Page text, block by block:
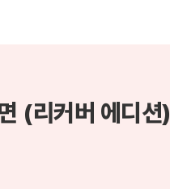
(리커버 에디션)